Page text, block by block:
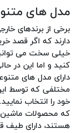
مدل های
برخی از برندهای
دارند که اگر قصد
کنید و اما این در
دارای مدل های
مختلفی که توسط
خود را انتخاب
که محصولات ماشین
هستند، دارای طیف